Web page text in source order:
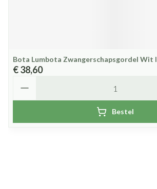
Bota Lumbota Zwangerschapsgordel Wit l
€ 38,60
Bestel